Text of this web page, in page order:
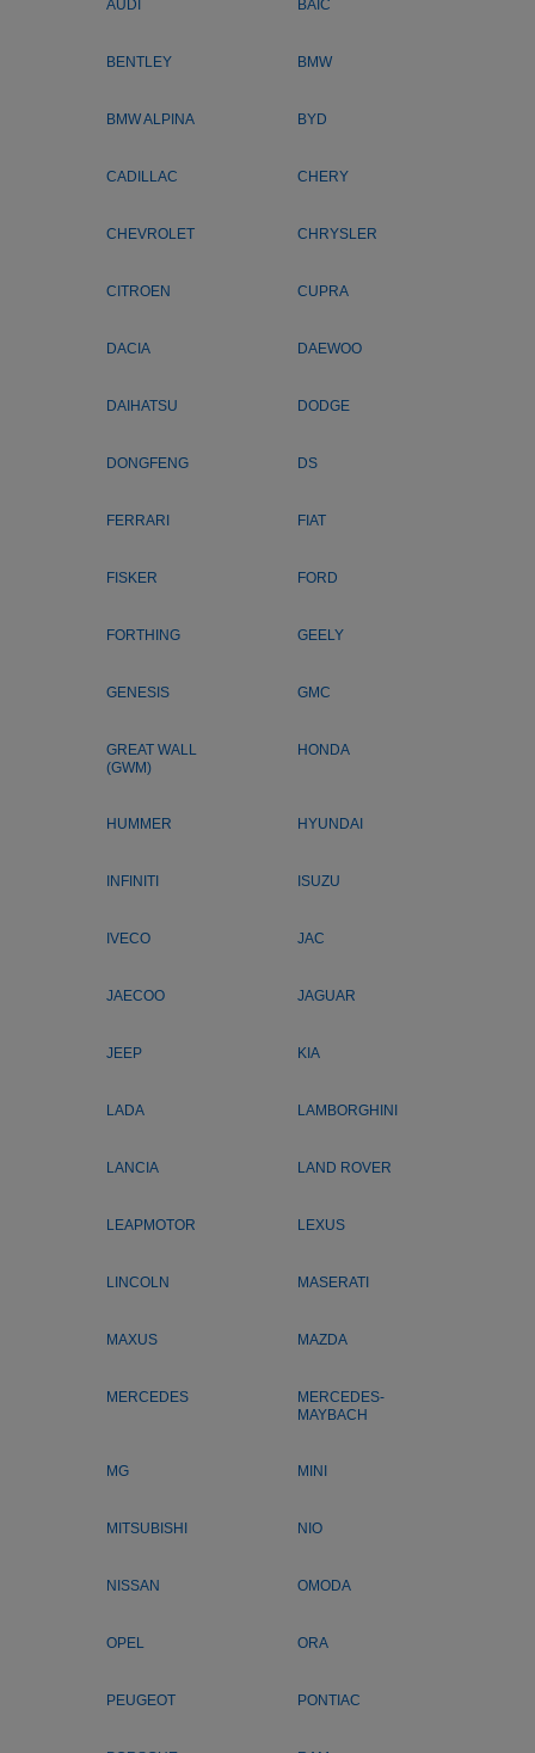
AUDI BAIC
BENTLEY BMW
BMW ALPINA BYD
CADILLAC CHERY
CHEVROLET CHRYSLER
CITROEN CUPRA
DACIA DAEWOO
DAIHATSU DODGE
DONGFENG DS
FERRARI FIAT
FISKER FORD
FORTHING GEELY
GENESIS GMC
GREAT WALL
(GWM)
HONDA
HUMMER HYUNDAI
INFINITI ISUZU
IVECO JAC
JAECOO JAGUAR
JEEP KIA
LADA LAMBORGHINI
LANCIA LAND ROVER
LEAPMOTOR LEXUS
LINCOLN MASERATI
MAXUS MAZDA
MERCEDES
MERCEDES-
MAYBACH
MG MINI
MITSUBISHI NIO
NISSAN OMODA
OPEL ORA
PEUGEOT PONTIAC